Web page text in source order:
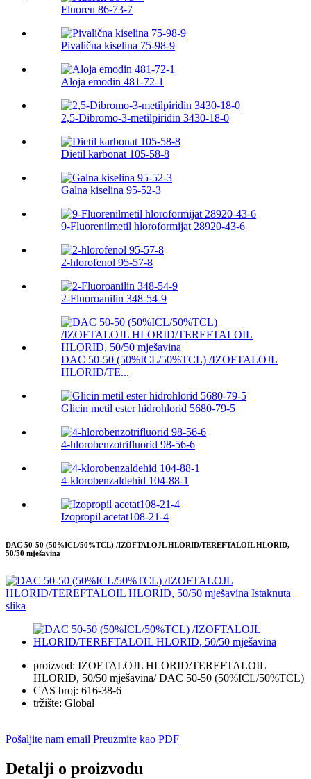
Fluoren 86-73-7
Pivalična kiselina 75-98-9
Aloja emodin 481-72-1
2,5-Dibromo-3-metilpiridin 3430-18-0
Dietil karbonat 105-58-8
Galna kiselina 95-52-3
9-Fluorenilmetil hloroformijat 28920-43-6
2-hlorofenol 95-57-8
2-Fluoroanilin 348-54-9
DAC 50-50 (50%ICL/50%TCL) /IZOFTALOJL
HLORID/TE...
Glicin metil ester hidrohlorid 5680-79-5
4-hlorobenzotrifluorid 98-56-6
4-klorobenzaldehid 104-88-1
Izopropil acetat108-21-4
DAC 50-50 (50%ICL/50%TCL) /IZOFTALOJL HLORID/TEREFTALOIL HLORID,
50/50 mješavina
proizvod: IZOFTALOJL HLORID/TEREFTALOIL
HLORID, 50/50 mješavina/ DAC 50-50 (50%ICL/50%TCL)
CAS broj: 616-38-6
tržište: Global
Pošaljite nam email Preuzmite kao PDF
Detalji o proizvodu